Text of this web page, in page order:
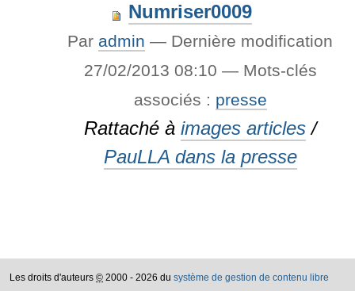
Numriser0009
Par admin — Dernière modification
27/02/2013 08:10 — Mots-clés
associés : presse
Rattaché à images articles /
PauLLA dans la presse
Les droits d'auteurs © 2000 - 2026 du système de gestion de contenu libre